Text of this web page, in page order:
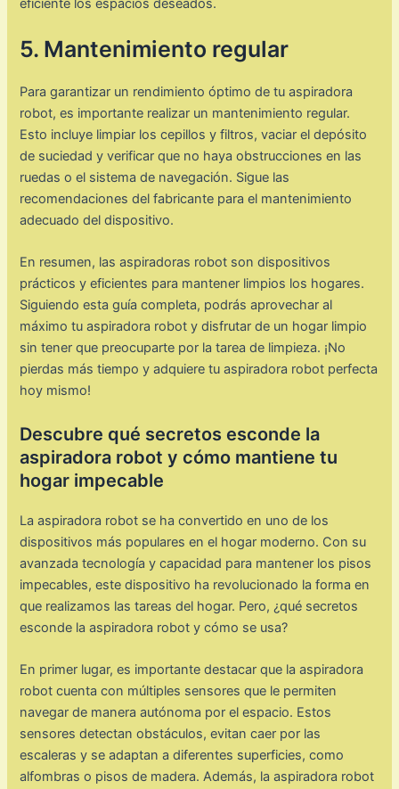
eficiente los espacios deseados.
5. Mantenimiento regular
Para garantizar un rendimiento óptimo de tu aspiradora
robot, es importante realizar un mantenimiento regular.
Esto incluye limpiar los cepillos y filtros, vaciar el depósito
de suciedad y verificar que no haya obstrucciones en las
ruedas o el sistema de navegación. Sigue las
recomendaciones del fabricante para el mantenimiento
adecuado del dispositivo.
En resumen, las aspiradoras robot son dispositivos
prácticos y eficientes para mantener limpios los hogares.
Siguiendo esta guía completa, podrás aprovechar al
máximo tu aspiradora robot y disfrutar de un hogar limpio
sin tener que preocuparte por la tarea de limpieza. ¡No
pierdas más tiempo y adquiere tu aspiradora robot perfecta
hoy mismo!
Descubre qué secretos esconde la
aspiradora robot y cómo mantiene tu
hogar impecable
La aspiradora robot se ha convertido en uno de los
dispositivos más populares en el hogar moderno. Con su
avanzada tecnología y capacidad para mantener los pisos
impecables, este dispositivo ha revolucionado la forma en
que realizamos las tareas del hogar. Pero, ¿qué secretos
esconde la aspiradora robot y cómo se usa?
En primer lugar, es importante destacar que la aspiradora
robot cuenta con múltiples sensores que le permiten
navegar de manera autónoma por el espacio. Estos
sensores detectan obstáculos, evitan caer por las
escaleras y se adaptan a diferentes superficies, como
alfombras o pisos de madera. Además, la aspiradora robot